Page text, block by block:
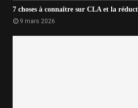
7 choses à connaître sur CLA et la
9 mars 2026